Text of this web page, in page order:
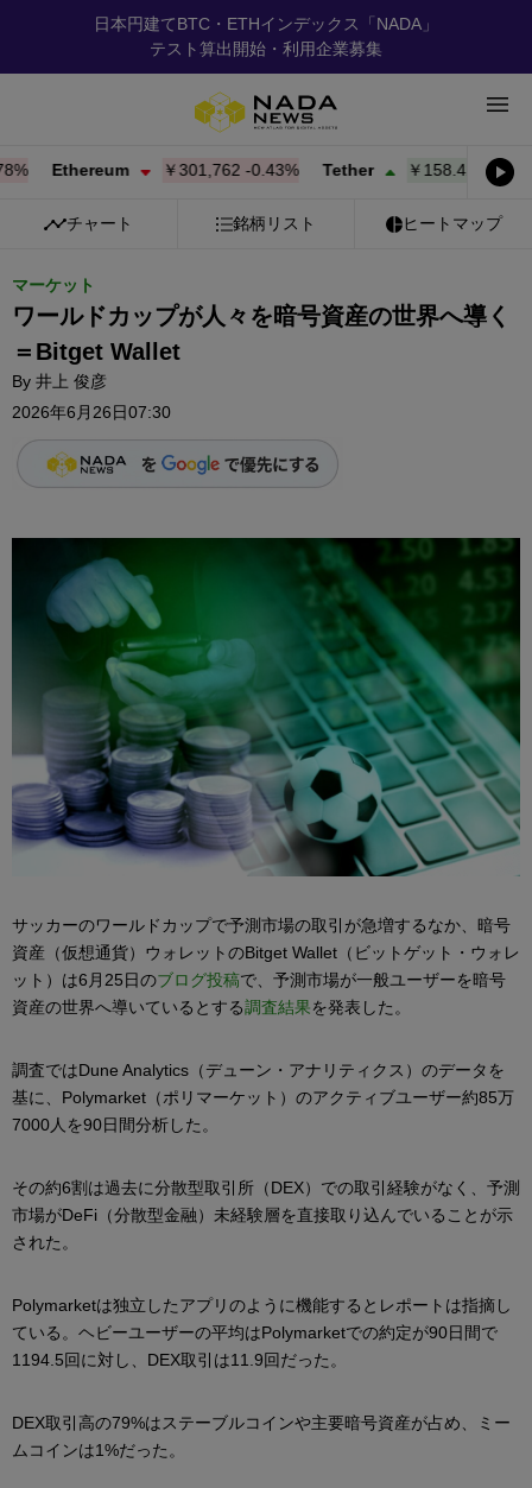
日本円建てBTC・ETHインデックス「NADA」
テスト算出開始・利用企業募集
Ethereum ￥301,762-0.43% Tether ￥158.42+0.02%
チャート 銘柄リスト ヒートマップ
マーケット
ワールドカップが人々を暗号資産の世界へ導く
＝Bitget Wallet
By 井上 俊彦
2026年6月26日07:30
サッカーのワールドカップで予測市場の取引が急増するなか、暗号
資産（仮想通貨）ウォレットのBitget Wallet（ビットゲット・ウォレ
ット）は6月25日のブログ投稿で、予測市場が一般ユーザーを暗号
資産の世界へ導いているとする調査結果を発表した。
調査ではDune Analytics（デューン・アナリティクス）のデータを
基に、Polymarket（ポリマーケット）のアクティブユーザー約85万
7000人を90日間分析した。
その約6割は過去に分散型取引所（DEX）での取引経験がなく、予測
市場がDeFi（分散型金融）未経験層を直接取り込んでいることが示
された。
Polymarketは独立したアプリのように機能するとレポートは指摘し
ている。ヘビーユーザーの平均はPolymarketでの約定が90日間で
1194.5回に対し、DEX取引は11.9回だった。
DEX取引高の79%はステーブルコインや主要暗号資産が占め、ミー
ムコインは1%だった。